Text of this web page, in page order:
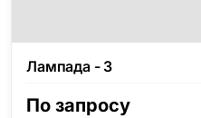
Лампада - 3
По запросу